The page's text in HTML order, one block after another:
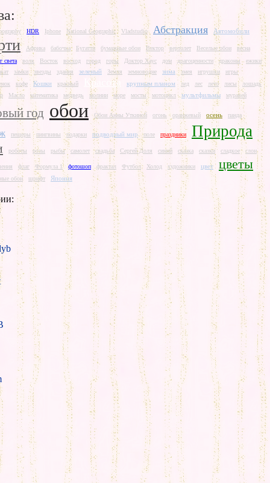
HDR Iphone National Geographic Vladstudio Абстракция Автомобили
Африка бабочка Бугатти бумажные обои Вектор вертолет Веселые обои
весна
света
волк Восток восход город горы Доктор Хаус дом драгоценности драконы
ежики
замки звезды здания зеленый Земля земноводне зима змея игрушки
игры
кофе Кошки красный Красота крупным планом лед лес лето лисы
лошадь
Масло математика медведь молнии море мосты мотоцикл мультфильмы муравей
год обои Обои Анны Уткиной огонь оранжевый осень панда
пещеры пингвины подарки подводный мир поле праздники Природа
роботы розы рыбы самолет свадьба Сергей Доля синий сказка сказки сладкое слон
флаг Формула 1 фотошоп фрактал Футбол Холод художники цвет цветы
обои шрифт Япония